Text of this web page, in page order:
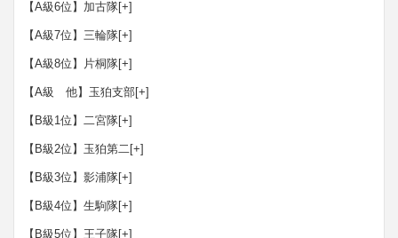
【A級6位】加古隊[+]
【A級7位】三輪隊[+]
【A級8位】片桐隊[+]
【A級 他】玉狛支部[+]
【B級1位】二宮隊[+]
【B級2位】玉狛第二[+]
【B級3位】影浦隊[+]
【B級4位】生駒隊[+]
【B級5位】王子隊[+]